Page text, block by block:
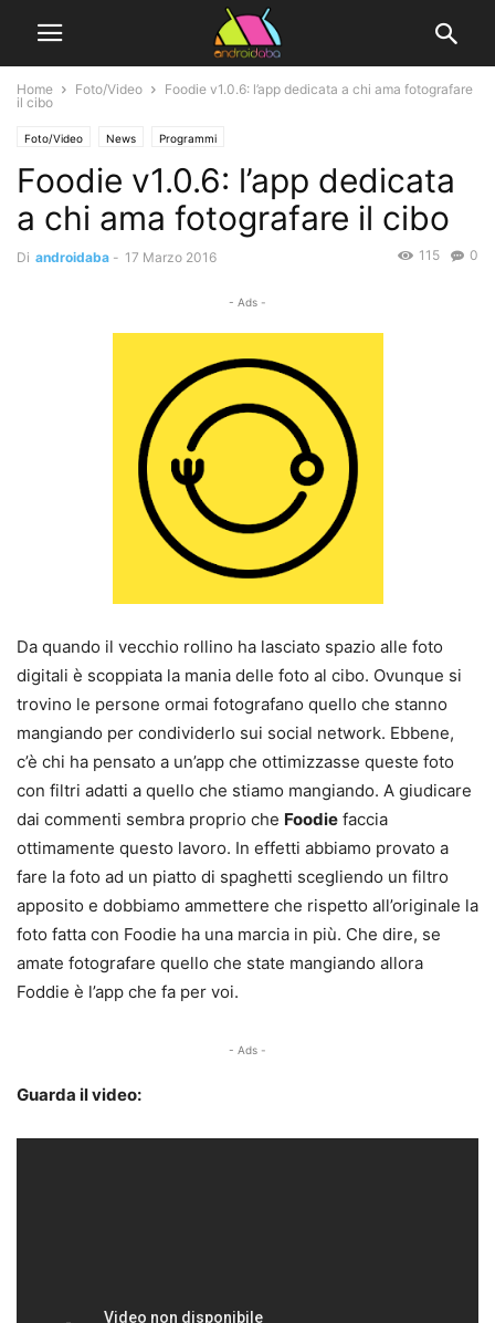
Home Foto/Video
Foodie v1.0.6: l’app dedicata a chi ama fotografare
il cibo
Foto/Video News Programmi
Foodie v1.0.6: l’app dedicata
a chi ama fotografare il cibo
Di androidaba - 17 Marzo 2016 0
115
- Ads -
Da quando il vecchio rollino ha lasciato spazio alle foto
digitali è scoppiata la mania delle foto al cibo. Ovunque si
trovino le persone ormai fotografano quello che stanno
mangiando per condividerlo sui social network. Ebbene,
c’è chi ha pensato a un’app che ottimizzasse queste foto
con filtri adatti a quello che stiamo mangiando. A giudicare
dai commenti sembra proprio che Foodie faccia
ottimamente questo lavoro. In effetti abbiamo provato a
fare la foto ad un piatto di spaghetti scegliendo un filtro
apposito e dobbiamo ammettere che rispetto all’originale la
foto fatta con Foodie ha una marcia in più. Che dire, se
amate fotografare quello che state mangiando allora
Foddie è l’app che fa per voi.
- Ads -
Guarda il video: